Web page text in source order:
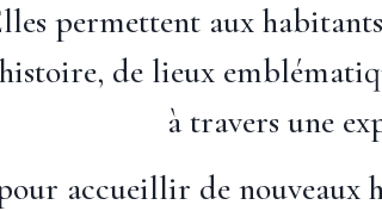
permettent aux
de lieux
à travers une
accueillir de nouveaux